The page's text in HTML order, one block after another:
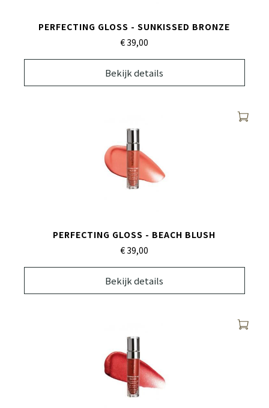
PERFECTING GLOSS - SUNKISSED BRONZE
€ 39,00
Bekijk details
PERFECTING GLOSS - BEACH BLUSH
€ 39,00
Bekijk details